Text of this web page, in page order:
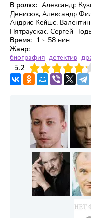
В ролях: Александр
Денисюк, Александр
Андрис Кейшс,
Пятраускас, Сергей
Время: 1 ч 58 мин
Жанр:
биография детектив
5.2
4 6 7 8 9 10